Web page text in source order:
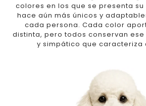
colores en los que se presenta
hace aún más únicos y
cada persona. Cada color
distinta, pero todos conservan
y simpático que caracteriza